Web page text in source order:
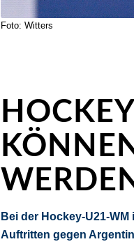
Foto: Witters
Bei der Hockey-U21-
Auftritten gegen